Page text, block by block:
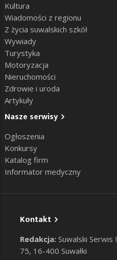
Kultura
Wiadomości z regionu
Z życia suwalskich szkół
Wywiady
Turystyka
Motoryzacja
Nieruchomości
Zdrowie i uroda
Artykuły
Nasze serwisy
Ogłoszenia
Konkursy
Katalog firm
Informator medyczny
Kontakt
Redakcja: Suwalski Serwis
75, 16-400 Suwałki